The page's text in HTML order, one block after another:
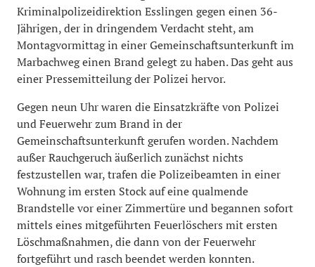
Kriminalpolizeidirektion Esslingen gegen einen 36-
Jährigen, der in dringendem Verdacht steht, am
Montagvormittag in einer Gemeinschaftsunterkunft im
Marbachweg einen Brand gelegt zu haben. Das geht aus
einer Pressemitteilung der Polizei hervor.
Gegen neun Uhr waren die Einsatzkräfte von Polizei
und Feuerwehr zum Brand in der
Gemeinschaftsunterkunft gerufen worden. Nachdem
außer Rauchgeruch äußerlich zunächst nichts
festzustellen war, trafen die Polizeibeamten in einer
Wohnung im ersten Stock auf eine qualmende
Brandstelle vor einer Zimmertüre und begannen sofort
mittels eines mitgeführten Feuerlöschers mit ersten
Löschmaßnahmen, die dann von der Feuerwehr
fortgeführt und rasch beendet werden konnten.